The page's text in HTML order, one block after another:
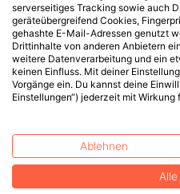
serverseitiges Tracking sowie auch
geräteübergreifend Cookies,
gehashte E-Mail-Adressen genutzt
Drittinhalte von anderen Anbietern
weitere Datenverarbeitung und ein
keinen Einfluss. Mit deiner
Vorgänge ein. Du kannst deine
Einstellungen“) jederzeit mit
Ablehnen